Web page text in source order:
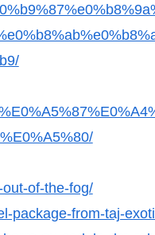
of-the-fog/
package-from-taj-